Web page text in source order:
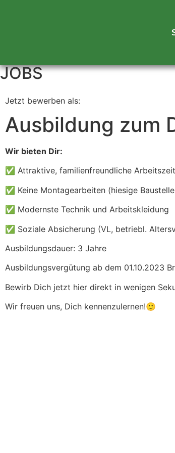
JOBS
Jetzt bewerben als:
Ausbildung zum
Wir bieten Dir:
​​✅ Attraktive, familienfreundliche
✅ Keine Montagearbeiten (hiesige
✅ Modernste Technik und Arbeitskleidung
✅ Soziale Absicherung (VL, betriebl.
Ausbildungsdauer: 3 Jahre
Ausbildungsvergütung ab dem 01.10.2023
Bewirb Dich jetzt hier direkt in wenigen
Wir freuen uns, Dich kennenzulernen!🙂